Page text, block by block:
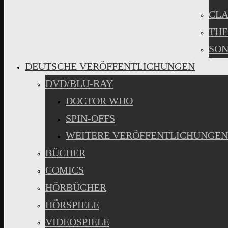
DEUTSCHE VERÖFFENTLICHUNGEN
DVD/BLU-RAY
DOCTOR WHO
SPIN-OFFS
WEITERE VERÖFFENTLICHUNGEN
BÜCHER
COMICS
HÖRBÜCHER
HÖRSPIELE
VIDEOSPIELE